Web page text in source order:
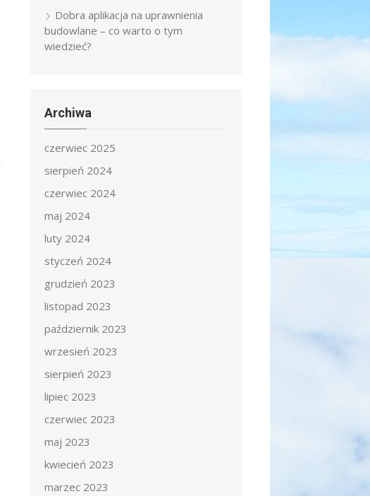
Dobra aplikacja na uprawnienia
budowlane – co warto o tym
wiedzieć?
Archiwa
czerwiec 2025
sierpień 2024
czerwiec 2024
maj 2024
luty 2024
styczeń 2024
grudzień 2023
listopad 2023
październik 2023
wrzesień 2023
sierpień 2023
lipiec 2023
czerwiec 2023
maj 2023
kwiecień 2023
marzec 2023